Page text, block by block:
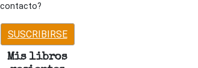
contacto?
SUSCRIBIRSE
Mis libros